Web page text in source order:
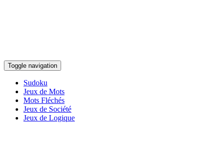
Toggle navigation
Sudoku
Jeux de Mots
Mots Fléchés
Jeux de Société
Jeux de Logique